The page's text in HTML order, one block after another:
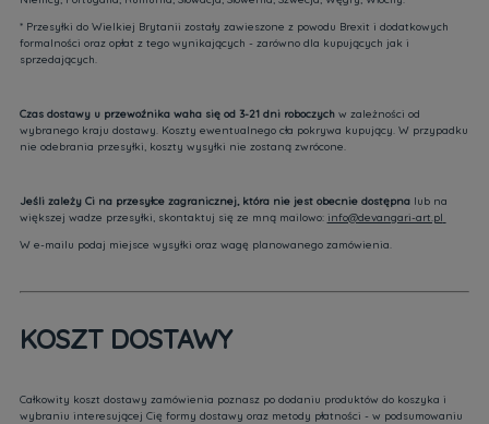
* Przesyłki do Wielkiej Brytanii zostały zawieszone z powodu Brexit i dodatkowych
formalności oraz opłat z tego wynikających - zarówno dla kupujących jak i
sprzedających.
Czas dostawy u przewoźnika waha się od 3-21 dni roboczychw zależności od
wybranego kraju dostawy. Koszty ewentualnego cła pokrywa kupujący. W przypadku
nie odebrania przesyłki, koszty wysyłki nie zostaną zwrócone.
Jeśli zależy Ci na przesyłce zagranicznej, która nie jest obecnie dostępna lub na
większej wadze przesyłki, skontaktuj się ze mną mailowo: info@devangari-art.pl
W e-mailu podaj miejsce wysyłki oraz wagę planowanego zamówienia.
KOSZT DOSTAWY
Całkowity koszt dostawy zamówienia poznasz po dodaniu produktów do koszyka i
wybraniu interesującej Cię formy dostawy oraz metody płatności - w podsumowaniu